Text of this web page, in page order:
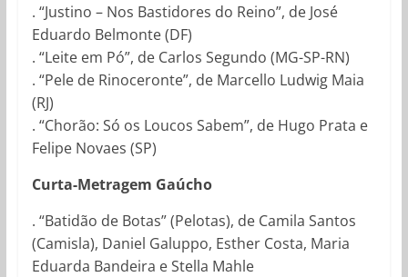
. “Justino – Nos Bastidores do Reino”, de José
Eduardo Belmonte (DF)
. “Leite em Pó”, de Carlos Segundo (MG-SP-RN)
. “Pele de Rinoceronte”, de Marcello Ludwig Maia
(RJ)
. “Chorão: Só os Loucos Sabem”, de Hugo Prata e
Felipe Novaes (SP)
Curta-Metragem Gaúcho
. “Batidão de Botas” (Pelotas), de Camila Santos
(Camisla), Daniel Galuppo, Esther Costa, Maria
Eduarda Bandeira e Stella Mahle